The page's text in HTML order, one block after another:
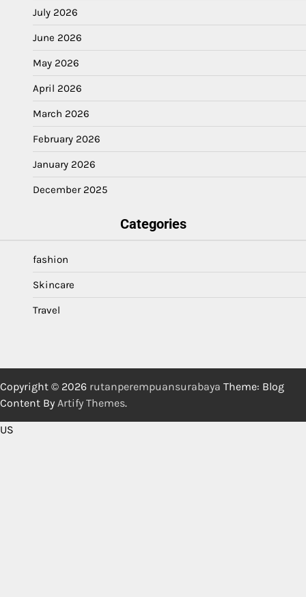
July 2026
June 2026
May 2026
April 2026
March 2026
February 2026
January 2026
December 2025
Categories
fashion
Skincare
Travel
Copyright © 2026 rutanperempuansurabaya Theme: Blog
Content By Artify Themes.
US